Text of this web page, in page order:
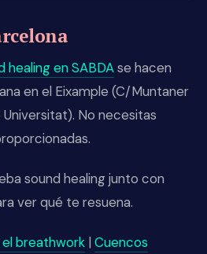
healing en SABDAse hacen
en el Eixample (C/Muntaner
No necesitas
sound healing junto con
ver qué te resuena.
el breathwork | Cuencos